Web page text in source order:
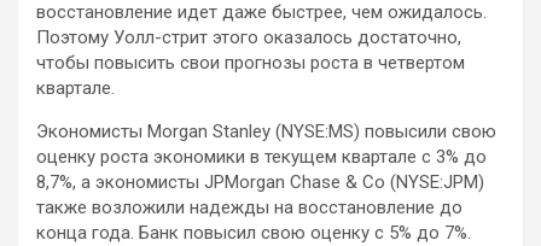
восстановление идет даже быстрее, чем ожидалось.
Поэтому Уолл-стрит этого оказалось достаточно,
чтобы повысить свои прогнозы роста в четвертом
квартале.
Экономисты Morgan Stanley (NYSE:MS) повысили свою
оценку роста экономики в текущем квартале с 3% до
8,7%, а экономисты JPMorgan Chase & Co (NYSE:JPM)
также возложили надежды на восстановление до
конца года. Банк повысил свою оценку с 5% до 7%.